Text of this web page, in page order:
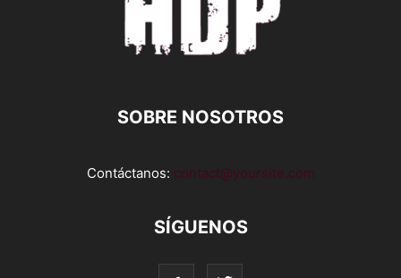
SOBRE NOSOTROS
Contáctanos: contact@yoursite.com
SÍGUENOS